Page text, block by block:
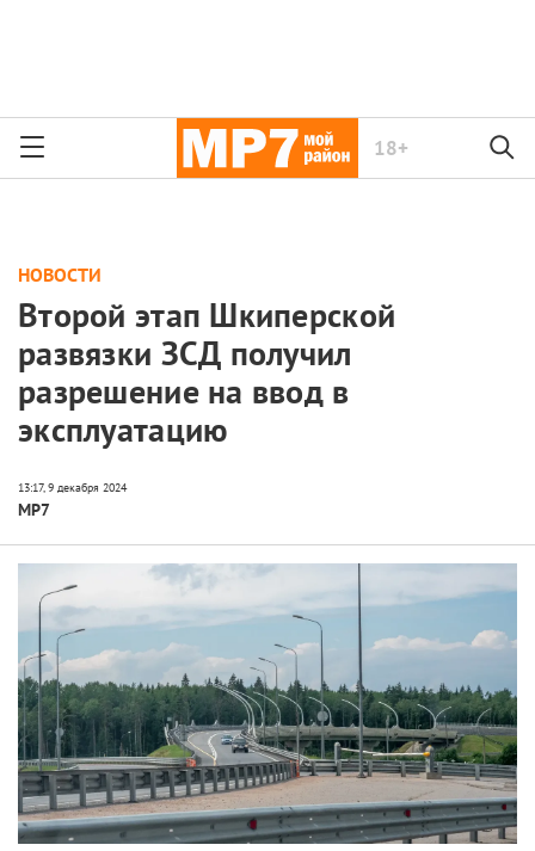
18+
НОВОСТИ
Второй этап Шкиперской
развязки ЗСД получил
разрешение на ввод в
эксплуатацию
МР7